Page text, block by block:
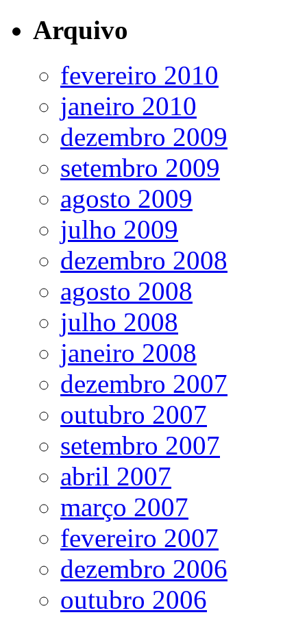
Arquivo
fevereiro 2010
janeiro 2010
dezembro 2009
setembro 2009
agosto 2009
julho 2009
dezembro 2008
agosto 2008
julho 2008
janeiro 2008
dezembro 2007
outubro 2007
setembro 2007
abril 2007
março 2007
fevereiro 2007
dezembro 2006
outubro 2006